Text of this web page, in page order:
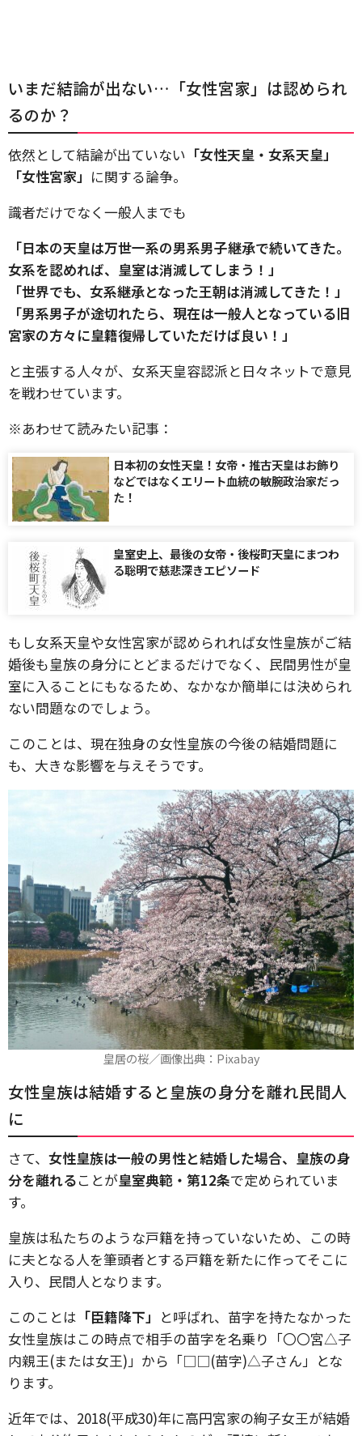
いまだ結論が出ない…「女性宮家」は認められ
るのか？
依然として結論が出ていない 「女性天皇・女系天皇」
「女性宮家」 に関する論争。
識者だけでなく一般人までも
「日本の天皇は万世一系の男系男子継承で続いてきた。
女系を認めれば、皇室は消滅してしまう！」
「世界でも、女系継承となった王朝は消滅してきた！」
「男系男子が途切れたら、現在は一般人となっている旧
宮家の方々に皇籍復帰していただけば良い！」
と主張する人々が、女系天皇容認派と日々ネットで意見
を戦わせています。
※あわせて読みたい記事：
日本初の女性天皇！女帝・推古天皇はお飾り
などではなくエリート血統の敏腕政治家だっ
た！
皇室史上、最後の女帝・後桜町天皇にまつわ
る聡明で慈悲深きエピソード
もし女系天皇や女性宮家が認められれば女性皇族がご結
婚後も皇族の身分にとどまるだけでなく、民間男性が皇
室に入ることにもなるため、なかなか簡単には決められ
ない問題なのでしょう。
このことは、現在独身の女性皇族の今後の結婚問題に
も、大きな影響を与えそうです。
皇居の桜／画像出典：Pixabay
女性皇族は結婚すると皇族の身分を離れ民間人
に
さて、 女性皇族は一般の男性と結婚した場合、皇族の身
分を離れることが皇室典範・第12条で定められていま
す。
皇族は私たちのような戸籍を持っていないため、この時
に夫となる人を筆頭者とする戸籍を新たに作ってそこに
入り、民間人となります。
このことは 「臣籍降下」 と呼ばれ、苗字を持たなかった
女性皇族はこの時点で相手の苗字を名乗り「〇〇宮△子
内親王(または女王)」から「□□(苗字)△子さん」とな
ります。
近年では、2018(平成30)年に高円宮家の絢子女王が結婚